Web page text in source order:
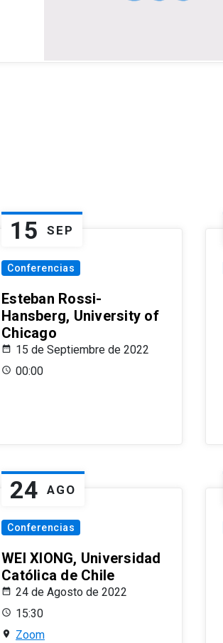
15 SEP
Conferencias
Esteban Rossi-
Hansberg, University of
Chicago
15 de Septiembre de 2022
00:00
24 AGO
Conferencias
WEI XIONG, Universidad
Católica de Chile
24 de Agosto de 2022
15:30
Zoom